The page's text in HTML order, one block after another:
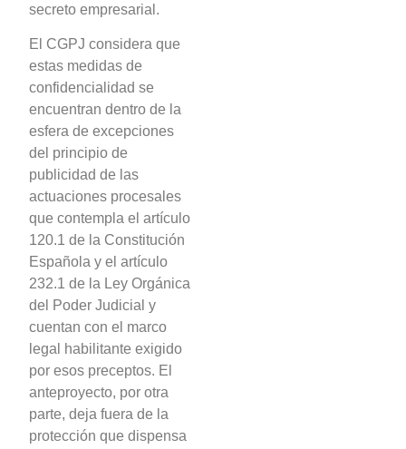
secreto empresarial.
El CGPJ considera que
estas medidas de
confidencialidad se
encuentran dentro de la
esfera de excepciones
del principio de
publicidad de las
actuaciones procesales
que contempla el artículo
120.1 de la Constitución
Española y el artículo
232.1 de la Ley Orgánica
del Poder Judicial y
cuentan con el marco
legal habilitante exigido
por esos preceptos. El
anteproyecto, por otra
parte, deja fuera de la
protección que dispensa